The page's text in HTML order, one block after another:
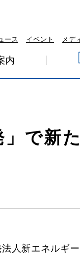
ース イベント メデ
内
で新
人新エネルギ